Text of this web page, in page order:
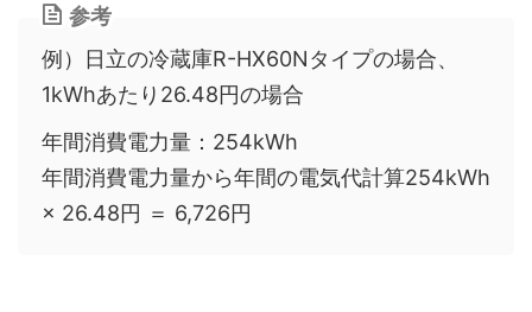
参考
例）日立の冷蔵庫R-HX60Nタイプの場合、
1kWhあたり26.48円の場合
年間消費電力量：254kWh
年間消費電力量から年間の電気代計算254kWh
× 26.48円 ＝ 6,726円